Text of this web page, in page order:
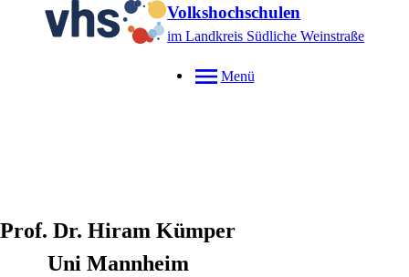
Volkshochschulen
im Landkreis Südliche Weinstraße
Menü
Prof. Dr. Hiram Kümper
Uni Mannheim